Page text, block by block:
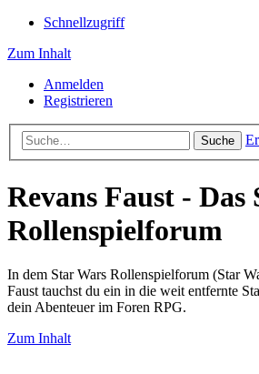
Schnellzugriff
Zum Inhalt
Anmelden
Registrieren
Suche
Revans Faust - Das
Rollenspielforum
In dem Star Wars Rollenspielforum (Star
Faust tauchst du ein in die weit entfernte
dein Abenteuer im Foren RPG.
Zum Inhalt